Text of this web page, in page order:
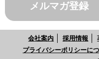
メルマガ登録
会社案内 採用情報
プライバシーポリシーに